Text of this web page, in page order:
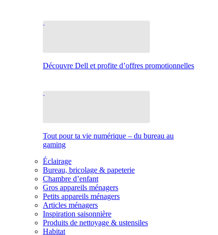
Découvre Dell et profite d’offres promotionnelles
Tout pour ta vie numérique – du bureau au
gaming
Éclairage
Bureau, bricolage & papeterie
Chambre d’enfant
Gros appareils ménagers
Petits appareils ménagers
Articles ménagers
Inspiration saisonnière
Produits de nettoyage & ustensiles
Habitat